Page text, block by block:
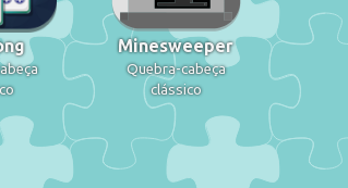
Minesweeper
Quebra-cabeça
clássico